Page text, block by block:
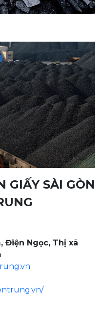
GIẤY SÀI GÒN
Điện Ngọc, Thị xã